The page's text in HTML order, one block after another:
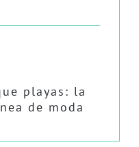
playas: la
de moda